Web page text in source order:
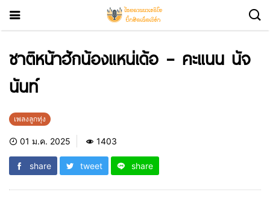
ชาติหน้าฮักน้องแหน่เด้อ – คะแนน นัจ
นันท์
เพลงลูกทุ่ง
01 ม.ค. 2025 1403
share tweet share